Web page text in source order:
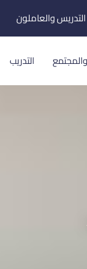
والعاملون
التدريب